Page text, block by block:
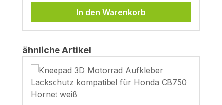
In den Warenkorb
Produktgalerie überspringen
ähnliche Artikel